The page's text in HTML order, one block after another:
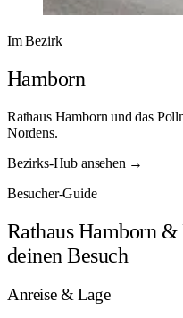
Im Bezirk
Hamborn
Rathaus Hamborn und das
Nordens.
Bezirks-Hub ansehen →
Besucher-Guide
Rathaus Hamborn
deinen Besuch
Anreise & Lage